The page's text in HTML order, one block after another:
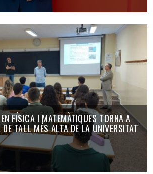
FÍSICA I MATEMÀTIQUES TORNA A
TALL MÉS ALTA DE LA UNIVERSITAT